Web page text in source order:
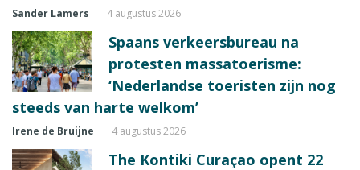
Sander Lamers 4 augustus 2026
Spaans verkeersbureau na
protesten massatoerisme:
‘Nederlandse toeristen zijn nog
steeds van harte welkom’
Irene de Bruijne 4 augustus 2026
The Kontiki Curaçao opent 22